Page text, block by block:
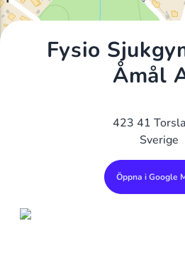
Fysio
Åmål
423 41
Sverige
Öppna i Google